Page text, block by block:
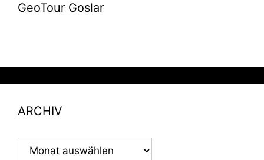
GeoTour Goslar
ARCHIV
ARCHIV